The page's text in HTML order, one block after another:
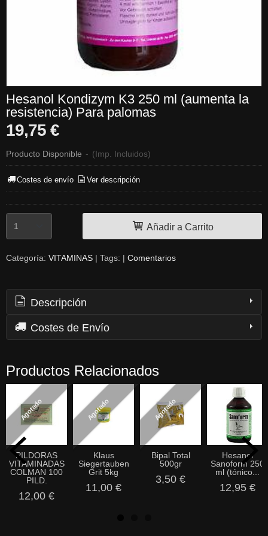
Hesanol Kondizym K3 250 ml (aumenta la
resistencia) Para palomas
19,75 €
Producto Disponible - (Imp. Incluidos)
Costes de envío Ver descripción
Añadir a Carrito
Categoría: VITAMINAS | Tags: | Comentarios
Descripción
Costes de Envío
Productos Relacionados
Agotado
PILDORAS
VITAMINADAS
COLMAN 100
PILD.
12,00 €
Agotado
Klaus
Siegertauben
Grit 5kg
11,00 €
Agotado
Bipal Total
500gr
3,50 €
Hesanol
Sanoform 250
ml (tónico...
12,95 €